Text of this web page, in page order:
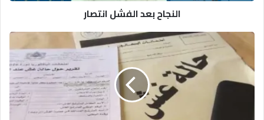
النجاح بعد الفشل انتصار
ضبط
شخصاً
على
الصعيد